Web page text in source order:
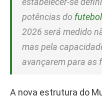
potências do futebol
2026 será medido
mas pela
avançarem para as
A nova estrutura do